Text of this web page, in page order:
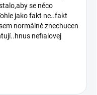
se něco
jako fakt ne..fakt
normálně znechucen
nefialovej